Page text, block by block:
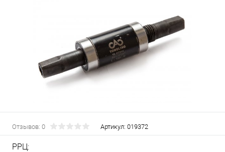
Отзывов: 0 Артикул: 019372
РРЦ: